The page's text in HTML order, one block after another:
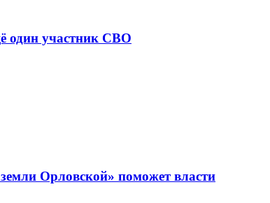
один участник СВО
Орловской» поможет власти